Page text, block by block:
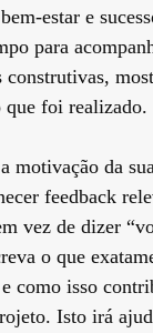
estar e
para
que foi realizado.
motivação da
feedback
vez de dizer
o que
como isso
Isto irá